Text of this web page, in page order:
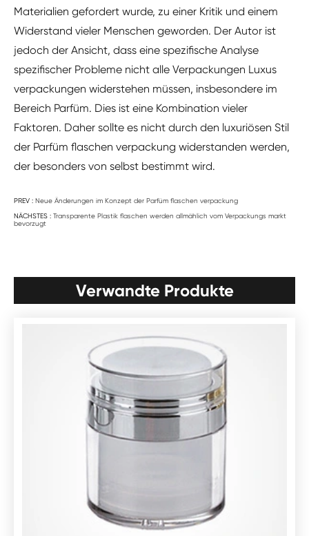
Materialien gefordert wurde, zu einer Kritik und einem
Widerstand vieler Menschen geworden. Der Autor ist
jedoch der Ansicht, dass eine spezifische Analyse
spezifischer Probleme nicht alle Verpackungen Luxus
verpackungen widerstehen müssen, insbesondere im
Bereich Parfüm. Dies ist eine Kombination vieler
Faktoren. Daher sollte es nicht durch den luxuriösen Stil
der Parfüm flaschen verpackung widerstanden werden,
der besonders von selbst bestimmt wird.
PREV : Neue Änderungen im Konzept der Parfüm flaschen verpackung
NÄCHSTES : Transparente Plastik flaschen werden allmählich vom Verpackungs markt
bevorzugt
Verwandte Produkte